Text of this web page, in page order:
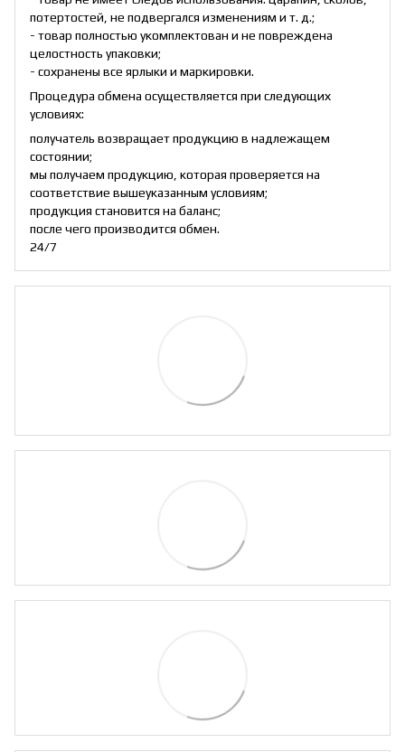
потертостей, не подвергался изменениям и т. д.;
- товар полностью укомплектован и не повреждена
целостность упаковки;
- сохранены все ярлыки и маркировки.
Процедура обмена осуществляется при следующих
условиях:
получатель возвращает продукцию в надлежащем
состоянии;
мы получаем продукцию, которая проверяется на
соответствие вышеуказанным условиям;
продукция становится на баланс;
после чего производится обмен.
24/7